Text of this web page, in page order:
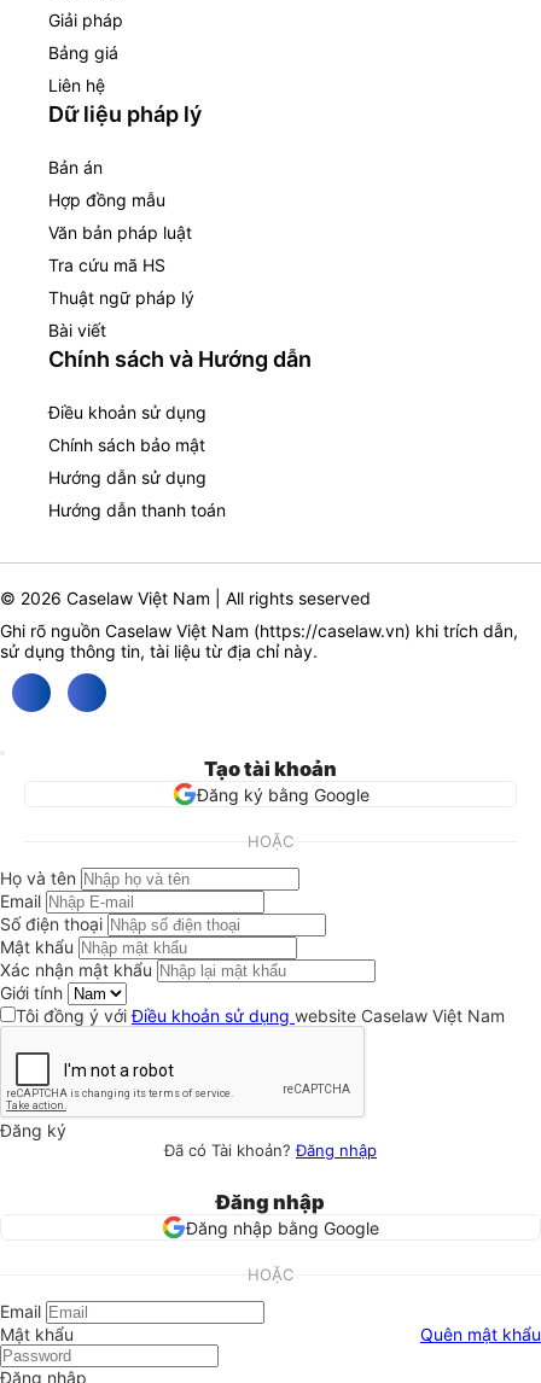
Giải pháp
Bảng giá
Liên hệ
Dữ liệu pháp lý
Bản án
Hợp đồng mẫu
Văn bản pháp luật
Tra cứu mã HS
Thuật ngữ pháp lý
Bài viết
Chính sách và Hướng dẫn
Điều khoản sử dụng
Chính sách bảo mật
Hướng dẫn sử dụng
Hướng dẫn thanh toán
© 2026 Caselaw Việt Nam | All rights seserved
Ghi rõ nguồn Caselaw Việt Nam (https://caselaw.vn) khi trích dẫn,
sử dụng thông tin, tài liệu từ địa chỉ này.
Tạo tài khoản
Đăng ký bằng Google
HOẶC
Họ và tên
Email
Số điện thoại
Mật khẩu
Xác nhận mật khẩu
Giới tính
Tôi đồng ý vớiĐiều khoản sử dụng website Caselaw Việt Nam
Đăng ký
Đã có Tài khoản?Đăng nhập
Đăng nhập
Đăng nhập bằng Google
HOẶC
Email
Mật khẩu
Quên mật khẩu
Đăng nhập